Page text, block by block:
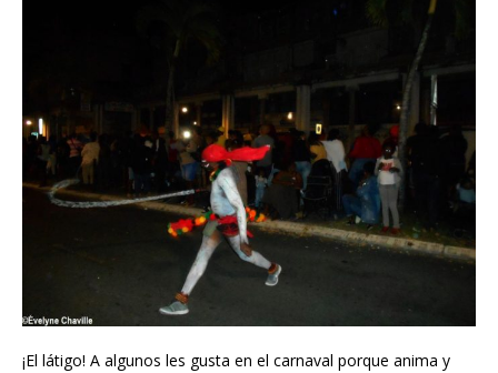
¡El látigo! A algunos les gusta en el carnaval porque anima y